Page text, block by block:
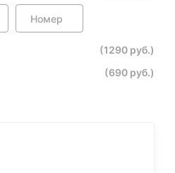
(1290 руб.)
(690 руб.)